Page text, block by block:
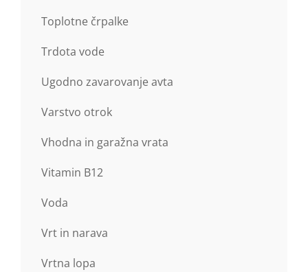
Toplotne črpalke
Trdota vode
Ugodno zavarovanje avta
Varstvo otrok
Vhodna in garažna vrata
Vitamin B12
Voda
Vrt in narava
Vrtna lopa